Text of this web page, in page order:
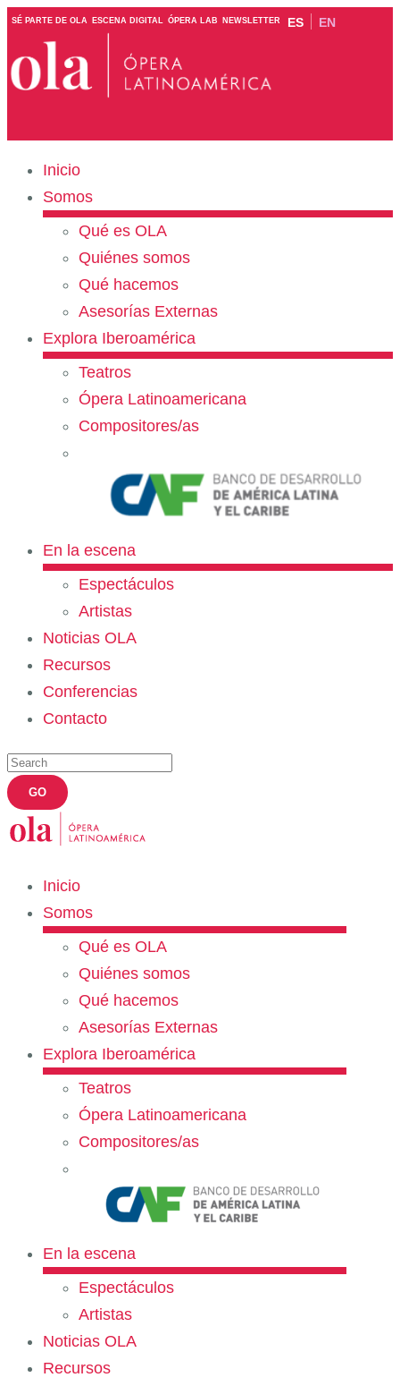
SÉ PARTE DE OLA ESCENA DIGITAL ÓPERA LAB NEWSLETTER ES EN
Inicio
Somos
Qué es OLA
Quiénes somos
Qué hacemos
Asesorías Externas
Explora Iberoamérica
Teatros
Ópera Latinoamericana
Compositores/as
En la escena
Espectáculos
Artistas
Noticias OLA
Recursos
Conferencias
Contacto
Inicio
Somos
Qué es OLA
Quiénes somos
Qué hacemos
Asesorías Externas
Explora Iberoamérica
Teatros
Ópera Latinoamericana
Compositores/as
En la escena
Espectáculos
Artistas
Noticias OLA
Recursos